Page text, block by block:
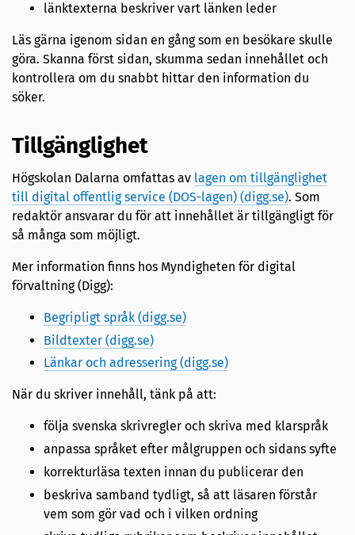
länktexterna beskriver vart länken leder
Läs gärna igenom sidan en gång som en besökare skulle
göra. Skanna först sidan, skumma sedan innehållet och
kontrollera om du snabbt hittar den information du
söker.
Tillgänglighet
Högskolan Dalarna omfattas av lagen om tillgänglighet
till digital offentlig service (DOS-lagen) (digg.se). Som
redaktör ansvarar du för att innehållet är tillgängligt för
så många som möjligt.
Mer information finns hos Myndigheten för digital
förvaltning (Digg):
Begripligt språk (digg.se)
Bildtexter (digg.se)
Länkar och adressering (digg.se)
När du skriver innehåll, tänk på att:
följa svenska skrivregler och skriva med klarspråk
anpassa språket efter målgruppen och sidans syfte
korrekturläsa texten innan du publicerar den
beskriva samband tydligt, så att läsaren förstår
vem som gör vad och i vilken ordning